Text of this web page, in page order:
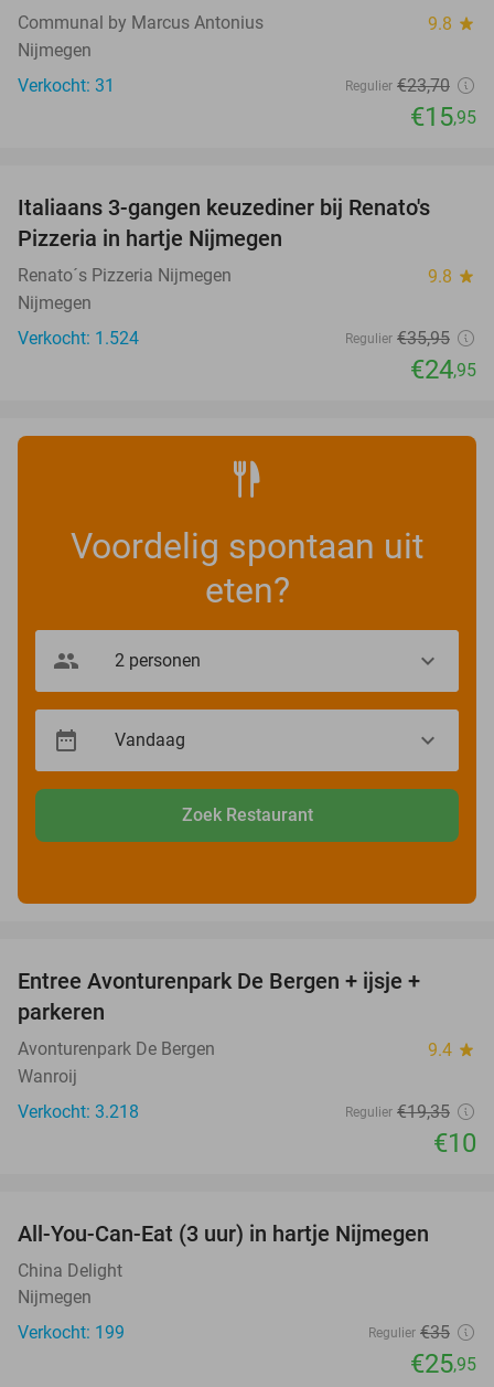
Communal by Marcus Antonius 9.8 star
Nijmegen
Verkocht: 31
Regulier €23,70
€15,95
31%
Italiaans 3-gangen keuzediner bij Renato's
Pizzeria in hartje Nijmegen
Renato´s Pizzeria Nijmegen 9.8 star
Nijmegen
Verkocht: 1.524
Regulier €35,95
€24,95
Voordelig spontaan uit
eten?
Zoek Restaurant
Entree Avonturenpark De Bergen + ijsje +
parkeren
Avonturenpark De Bergen 9.4 star
Wanroij
Verkocht: 3.218
Regulier €19,35
€10
26%
All-You-Can-Eat (3 uur) in hartje Nijmegen
China Delight
Nijmegen
Verkocht: 199
Regulier €35
€25,95